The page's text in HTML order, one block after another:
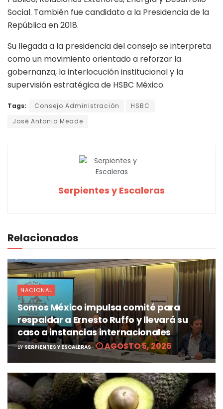
Social. También fue candidato a la Presidencia de la
República en 2018.
Su llegada a la presidencia del consejo se interpreta
como un movimiento orientado a reforzar la
gobernanza, la interlocución institucional y la
supervisión estratégica de HSBC México.
Tags: Consejo Administración
HSBC
José Antonio Meade
Serpientes y Escaleras
Relacionados
NACIONAL
Somos México impulsa comité para
respaldar a Ernesto Ruffo y llevará su
caso a instancias internacionales
BY SERPIENTES Y ESCALERAS AGOSTO 5, 2026